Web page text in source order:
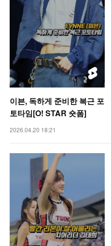
이븐, 독하게 준비한 복근 포
토타임[O! STAR 숏폼]
2026.04.20 18:21